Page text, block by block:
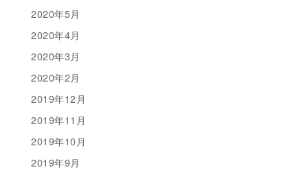
2020年5月
2020年4月
2020年3月
2020年2月
2019年12月
2019年11月
2019年10月
2019年9月